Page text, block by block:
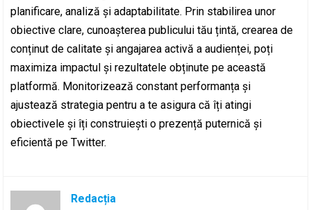
planificare, analiză și adaptabilitate. Prin stabilirea unor
obiective clare, cunoașterea publicului tău țintă, crearea de
conținut de calitate și angajarea activă a audienței, poți
maximiza impactul și rezultatele obținute pe această
platformă. Monitorizează constant performanța și
ajustează strategia pentru a te asigura că îți atingi
obiectivele și îți construiești o prezență puternică și
eficientă pe Twitter.
Redacția